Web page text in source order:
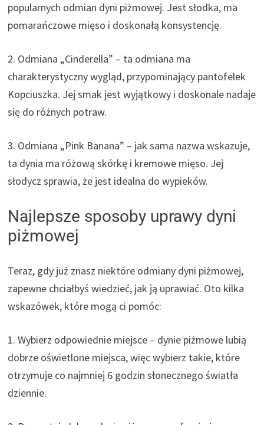
popularnych odmian dyni piżmowej. Jest słodka, ma
pomarańczowe mięso i doskonałą konsystencję.
2. Odmiana „Cinderella” – ta odmiana ma
charakterystyczny wygląd, przypominający pantofelek
Kopciuszka. Jej smak jest wyjątkowy i doskonale nadaje
się do różnych potraw.
3. Odmiana „Pink Banana” – jak sama nazwa wskazuje,
ta dynia ma różową skórkę i kremowe mięso. Jej
słodycz sprawia, że jest idealna do wypieków.
Najlepsze sposoby uprawy dyni
piżmowej
Teraz, gdy już znasz niektóre odmiany dyni piżmowej,
zapewne chciałbyś wiedzieć, jak ją uprawiać. Oto kilka
wskazówek, które mogą ci pomóc:
1. Wybierz odpowiednie miejsce – dynie piżmowe lubią
dobrze oświetlone miejsca, więc wybierz takie, które
otrzymuje co najmniej 6 godzin słonecznego światła
dziennie.